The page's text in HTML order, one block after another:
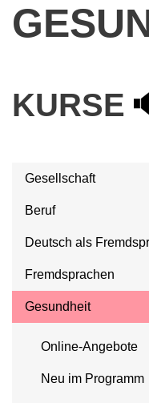
KURSE
Gesellschaft
Beruf
Deutsch als
Fremdsprachen
Gesundheit
Online-Angebote
Neu im Programm